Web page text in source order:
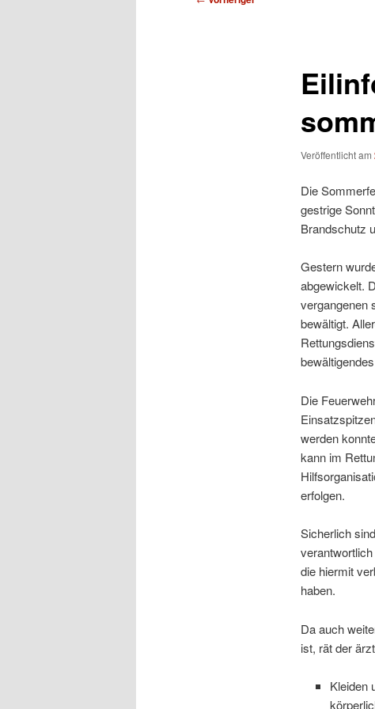
Veröffentlicht am
Die
gestrige
Brandschutz
Gestern
abgewickelt.
vergangenen
bewältigt.
Die
werden
kann im
erfolgen.
Sicherlich
die hiermit
haben.
Da auch
ist, rät der
Kleiden